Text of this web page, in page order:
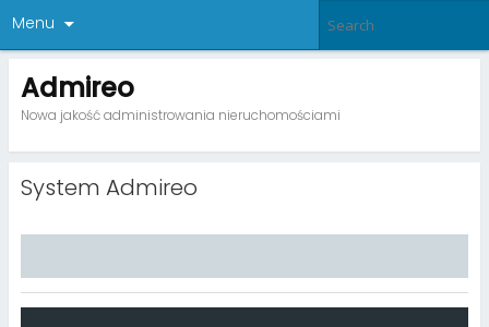
Menu
Admireo
Nowa jakość administrowania nieruchomościami
System Admireo